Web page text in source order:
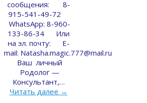
сообщения: 8-
915-541-49-72
WhatsApp: 8-960-
133-86-34 Или
на эл. почту: E-
mail: Natasha.magic.777@mail.ru
Ваш личный
Родолог —
Консультант,…
Читать далее →